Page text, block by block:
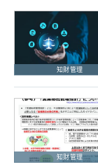
スペシャルに限
タグ
×
知財管理
知財管理